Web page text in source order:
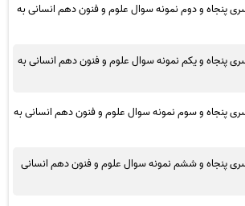
سری پنجاه و دوم نمونه سوال علوم و فنون دهم انسانی به
سری پنجاه و یکم نمونه سوال علوم و فنون دهم انسانی به
سری پنجاه و سوم نمونه سوال علوم و فنون دهم انسانی به
سری پنجاه و ششم نمونه سوال علوم و فنون دهم انسانی